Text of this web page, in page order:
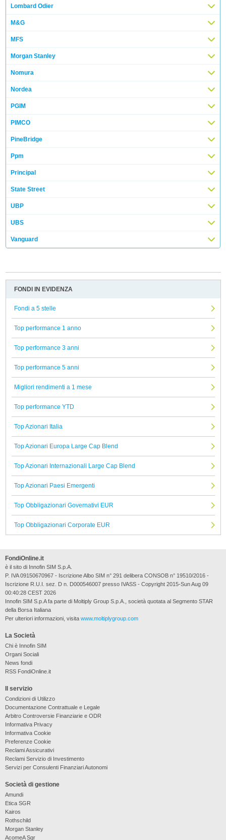
Lombard Odier
M&G
MFS
Morgan Stanley
Nomura
Nordea
PGIM
PIMCO
PineBridge
Ppm
Principal
State Street
UBP
UBS
Vanguard
FONDI IN EVIDENZA
Fondi a 5 stelle
Top performance 1 anno
Top performance 3 anni
Top performance 5 anni
Migliori rendimenti a 1 mese
Top performance YTD
Top Azionari Italia
Top Azionari Europa Large Cap Blend
Top Azionari Internazionali Large Cap Blend
Top Azionari Paesi Emergenti
Top Obbligazionari Governativi EUR
Top Obbligazionari Corporate EUR
La Società
Chi è Innofin SIM
Organi Sociali
News fondi
RSS FondiOnline.it
Il servizio
Condizioni di Utilizzo
Documentazione Contrattuale e Legale
Arbitro Controversie Finanziarie e ODR
Informativa Privacy
Informativa Cookie
Preferenze Cookie
Reclami Assicurativi
Reclami Servizio di Investimento
Servizi per Consulenti Finanziari Autonomi
Società di gestione
Amundi
Etica SGR
Kairos
Rothschild
Morgan Stanley
AcomeA Sgr
FondiOnline.it
è il sito di Innofin SIM S.p.A.
P. IVA 09150670967 - Iscrizione Albo SIM n° 291 delibera CONSOB n° 19510/2016 -
Iscrizione R.U.I. sez. D n. D000546007 presso IVASS - Copyright 2015-Sun Aug 09
00:40:28 CEST 2026
Innofin SIM S.p.A fa parte di Moltiply Group S.p.A., società quotata al Segmento STAR
della Borsa Italiana
Per ulteriori informazioni, visita www.moltiplygroup.com